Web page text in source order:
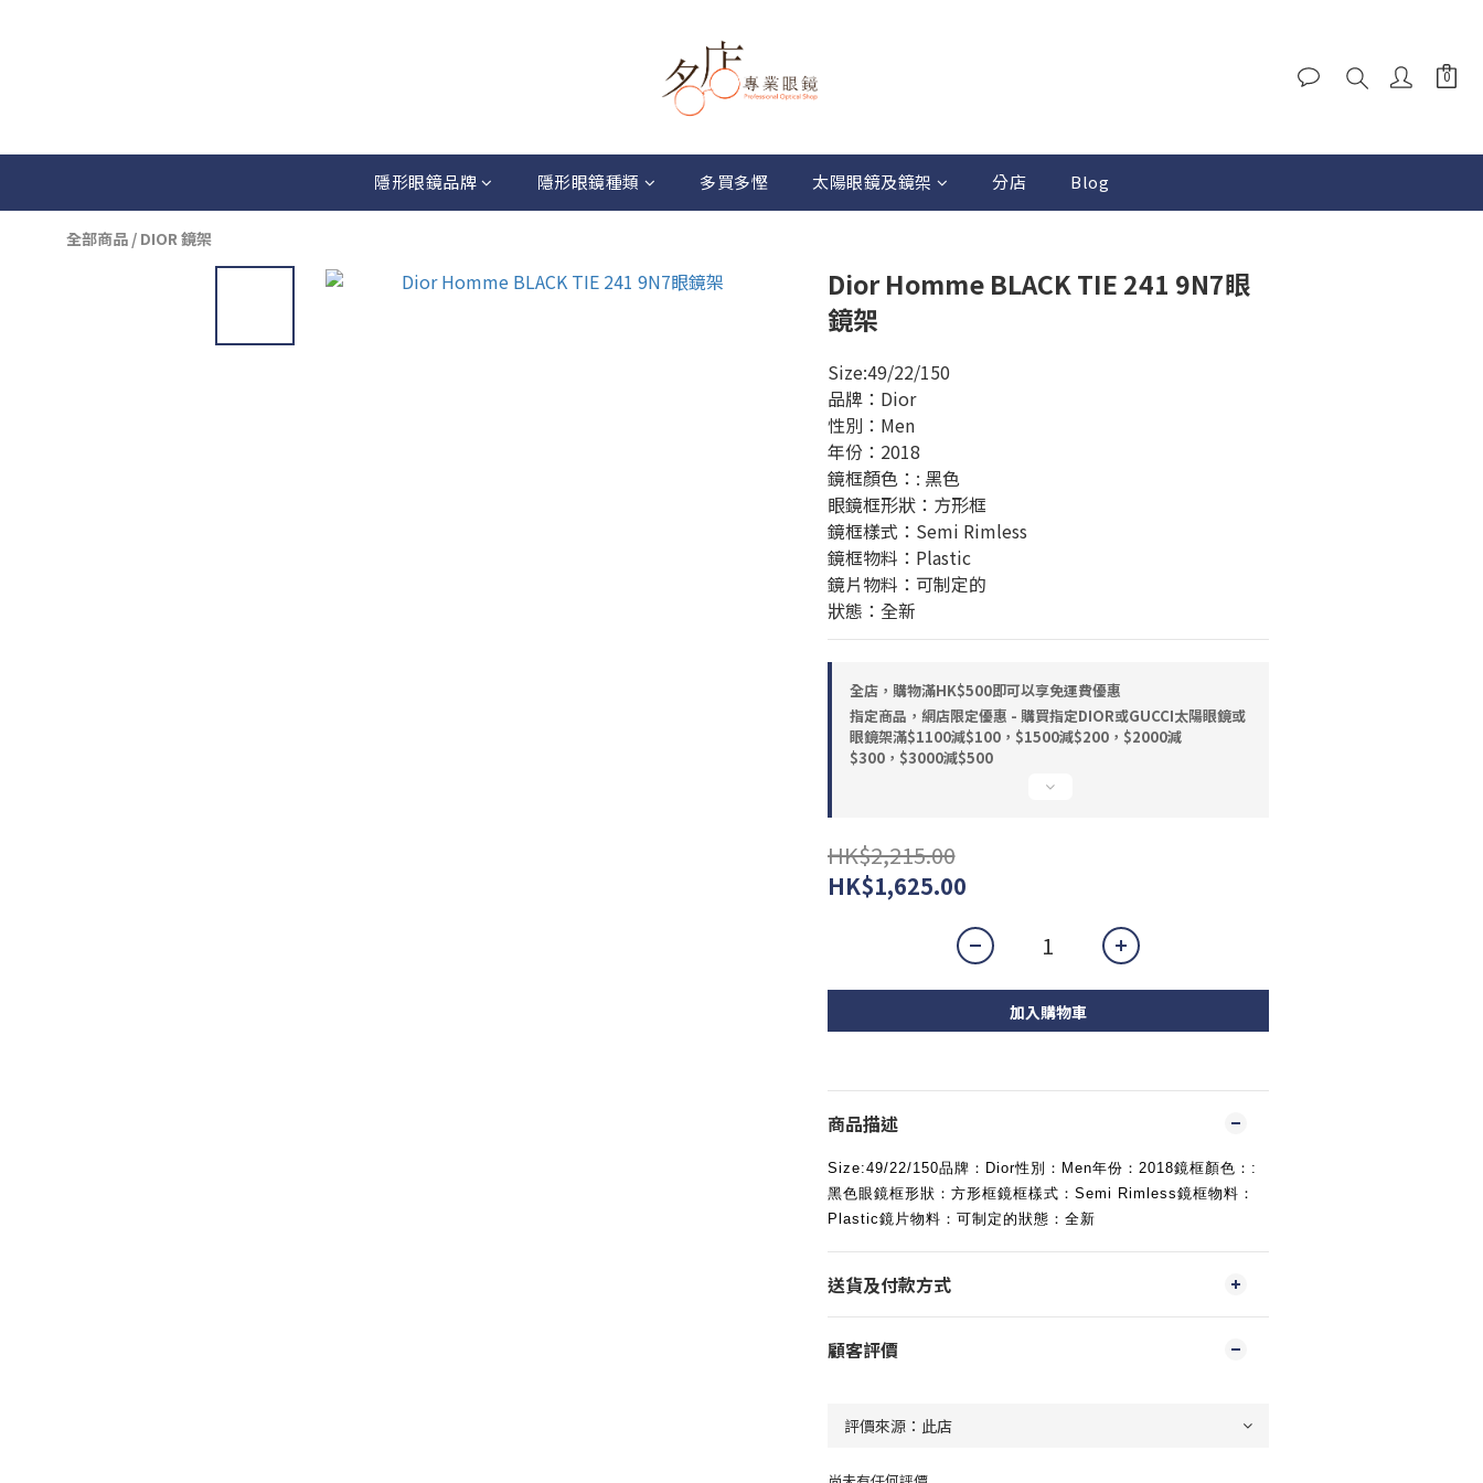
隱形眼鏡品牌 隱形眼鏡種類 多買多慳 太陽眼鏡及鏡架 分店 Blog
全部商品 / DIOR 鏡架
Dior Homme BLACK TIE 241 9N7眼
鏡架
Size:49/22/150
品牌：Dior
性別：Men
年份：2018
鏡框顏色：: 黑色
眼鏡框形狀：方形框
鏡框樣式：Semi Rimless
鏡框物料：Plastic
鏡片物料：可制定的
狀態：全新
全店，購物滿HK$500即可以享免運費優惠
指定商品，網店限定優惠 - 購買指定DIOR或GUCCI太陽眼鏡或
眼鏡架滿$1100減$100，$1500減$200，$2000減
$300，$3000減$500
HK$2,215.00
HK$1,625.00
加入購物車
商品描述
Size:49/22/150品牌：Dior性別：Men年份：2018鏡框顏色：:
黑色眼鏡框形狀：方形框鏡框樣式：Semi Rimless鏡框物料：
Plastic鏡片物料：可制定的狀態：全新
送貨及付款方式
顧客評價